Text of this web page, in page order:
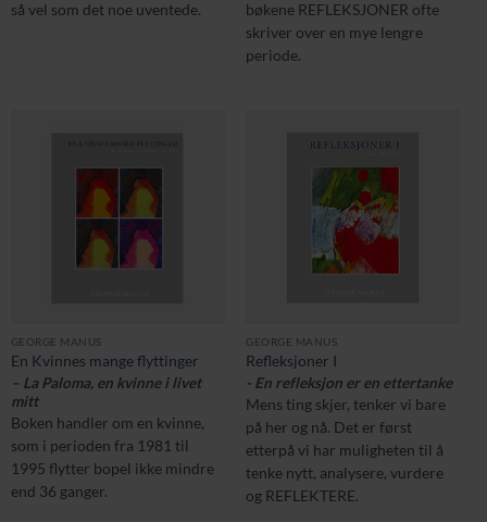
så vel som det noe uventede.
bøkene REFLEKSJONER ofte
skriver over en mye lengre
periode.
GEORGE MANUS
En Kvinnes mange flyttinger
– La Paloma, en kvinne i livet
mitt
Boken handler om en kvinne,
som i perioden fra 1981 til
1995 flytter bopel ikke mindre
end 36 ganger.
GEORGE MANUS
Refleksjoner I
- En refleksjon er en ettertanke
Mens ting skjer, tenker vi bare
på her og nå. Det er først
etterpå vi har muligheten til å
tenke nytt, analysere, vurdere
og REFLEKTERE.